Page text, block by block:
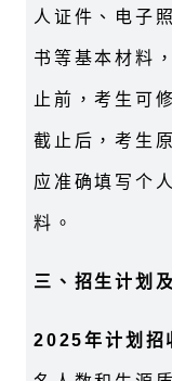
人证件、电子
书等基本材料
止前，考生可
截止后，考生
应准确填写个
料。
三、招生计划
2025年计划招